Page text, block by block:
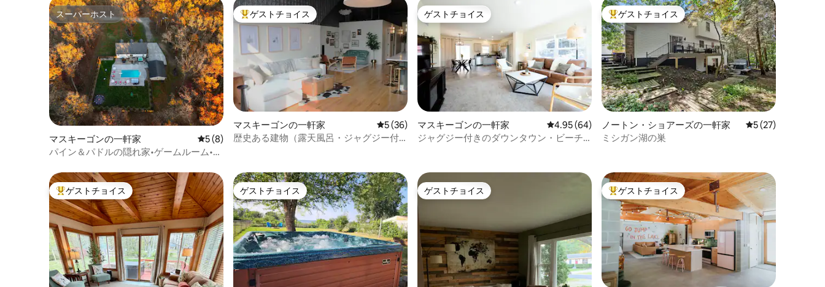
スーパーホスト
スーパーホスト
マスキーゴンの一軒家 レビュー8件、5つ星中5つ星の平均評価
5 (8)
パイン＆パドルの隠れ家•ゲームルーム•ジ
大好評のゲストチョイスです。
ゲストチョイス
マスキーゴンの一軒家 レビュー36件、5つ星中5つ星の平均評価
5 (36)
歴史ある建物（露天風呂・ジャグジー付
ゲストチョイス
ゲストチョイス
マスキーゴンの一軒家 レビュー64件、5つ星中4.95つ星の平均評価
4.95 (64)
ジャグジー付きのダウンタウン・ビーチ
大好評のゲストチョイスです。
ゲストチョイス
ノートン・ショアーズの一軒家 レビュー27件、5
5 (27)
ミシガン湖の巣
大好評のゲストチョイスです。
ゲストチョイス ゲストチョイス
ゲストチョイス ゲストチョイス
ゲストチョイス 大好評のゲストチョイスです。
ゲストチョイス